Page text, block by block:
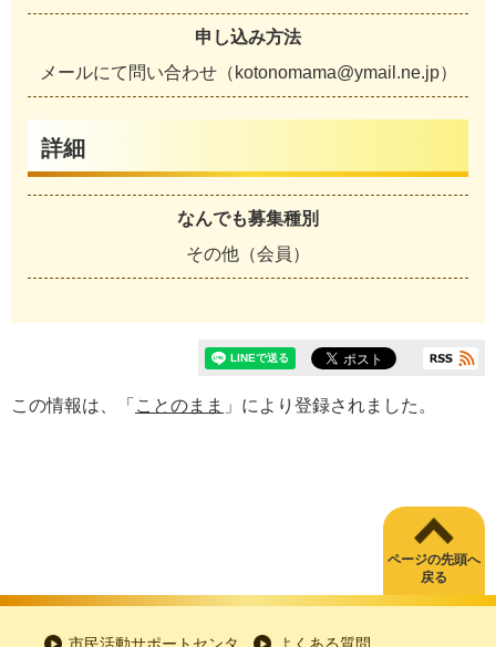
申し込み方法
メールにて問い合わせ（kotonomama@ymail.ne.jp）
詳細
なんでも募集種別
その他（会員）
この情報は、「 ことのまま 」により登録されました。
ページの先頭へ
戻る